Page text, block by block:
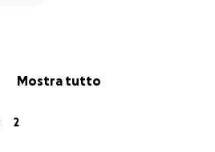
Mostra tutto
2